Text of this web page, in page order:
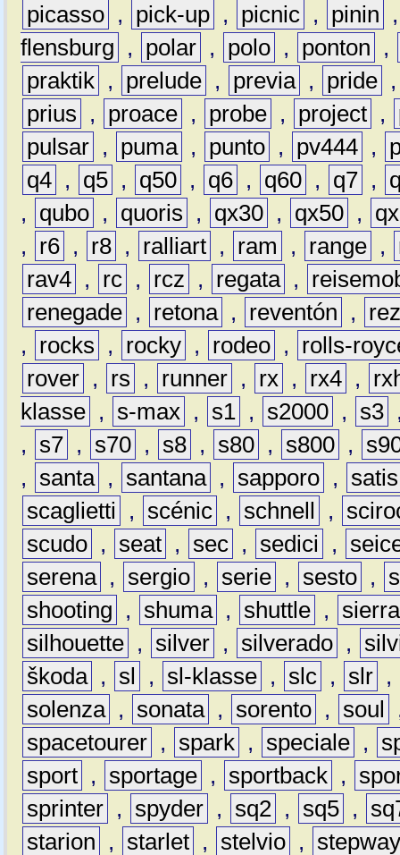
picasso , pick-up , picnic , pinin
flensburg
, polar , polo , ponton
,
praktik , prelude , previa , pride
prius
, proace , probe , project ,
pulsar , puma , punto , pv444 ,
q4 , q5 , q50 , q6 , q60 , q7 ,
,
qubo , quoris , qx30 , qx50 ,
,
r6 , r8 , ralliart , ram , range ,
rav4 , rc , rcz , regata ,
renegade , retona , reventón ,
,
rocks , rocky , rodeo ,
rolls-
rover , rs , runner , rx , rx4 ,
klasse , s-max , s1 , s2000 , s3
,
s7 , s70 , s8 , s80 , s800 ,
,
santa , santana , sapporo ,
satis
scaglietti
, scénic , schnell ,
scudo , seat , sec , sedici ,
serena , sergio , serie , sesto ,
shooting
, shuma , shuttle ,
sierra
silhouette , silver , silverado ,
škoda , sl , sl-klasse , slc , slr ,
solenza , sonata , sorento , soul
spacetourer , spark , speciale ,
sport , sportage , sportback ,
sprinter , spyder , sq2 , sq5 ,
starion
, starlet , stelvio ,